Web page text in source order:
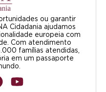
ou garantir
Cidadania ajudamos
europeia com
Com atendimento
famílias atendidas,
em um passaporte